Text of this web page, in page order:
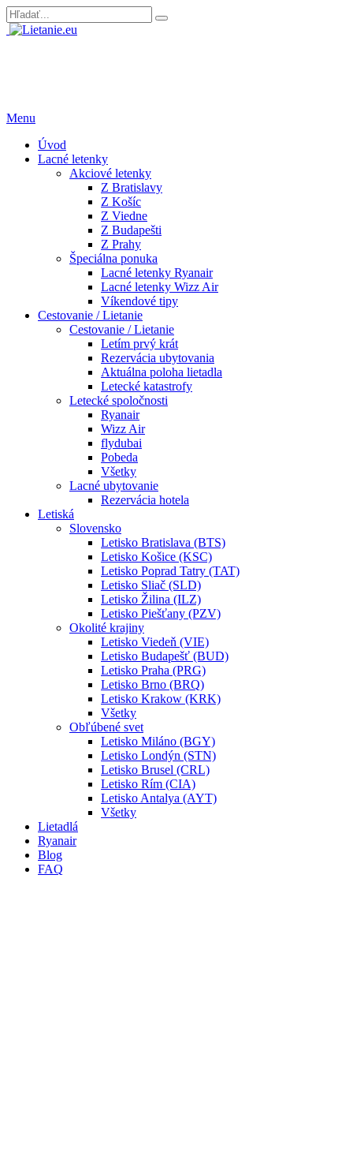
Menu
Úvod
Lacné letenky
Akciové letenky
Z Bratislavy
Z Košíc
Z Viedne
Z Budapešti
Z Prahy
Špeciálna ponuka
Lacné letenky Ryanair
Lacné letenky Wizz Air
Víkendové tipy
Cestovanie / Lietanie
Cestovanie / Lietanie
Letím prvý krát
Rezervácia ubytovania
Aktuálna poloha lietadla
Letecké katastrofy
Letecké spoločnosti
Ryanair
Wizz Air
flydubai
Pobeda
Všetky
Lacné ubytovanie
Rezervácia hotela
Letiská
Slovensko
Letisko Bratislava (BTS)
Letisko Košice (KSC)
Letisko Poprad Tatry (TAT)
Letisko Sliač (SLD)
Letisko Žilina (ILZ)
Letisko Piešťany (PZV)
Okolité krajiny
Letisko Viedeň (VIE)
Letisko Budapešť (BUD)
Letisko Praha (PRG)
Letisko Brno (BRQ)
Letisko Krakow (KRK)
Všetky
Obľúbené svet
Letisko Miláno (BGY)
Letisko Londýn (STN)
Letisko Brusel (CRL)
Letisko Rím (CIA)
Letisko Antalya (AYT)
Všetky
Lietadlá
Ryanair
Blog
FAQ